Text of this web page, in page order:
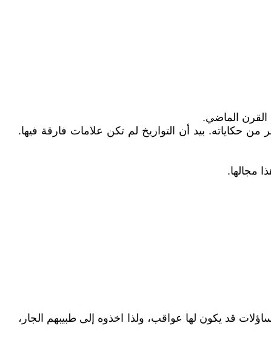
القرن الماضي.
حكاياته. بيد أن التواريخ لم تكن علامات فارقة فيها.
مجالها.
قد يكون لها عواقب، ولذا اخذوه إلى طبيبهم الجار،